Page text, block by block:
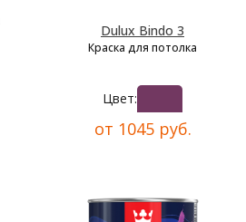
Dulux Bindo 3
Краска для потолка
Цвет:
от 1045 руб.